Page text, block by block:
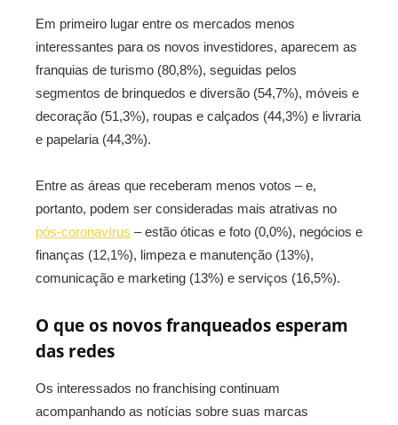
Em primeiro lugar entre os mercados menos
interessantes para os novos investidores, aparecem as
franquias de turismo (80,8%), seguidas pelos
segmentos de brinquedos e diversão (54,7%), móveis e
decoração (51,3%), roupas e calçados (44,3%) e livraria
e papelaria (44,3%).
Entre as áreas que receberam menos votos – e,
portanto, podem ser consideradas mais atrativas no
pós-coronavírus – estão óticas e foto (0,0%), negócios e
finanças (12,1%), limpeza e manutenção (13%),
comunicação e marketing (13%) e serviços (16,5%).
O que os novos franqueados esperam
das redes
Os interessados no franchising continuam
acompanhando as notícias sobre suas marcas